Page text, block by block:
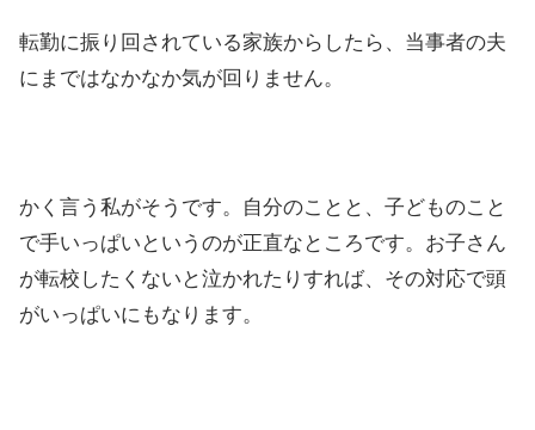
転勤に振り回されている家族からしたら、当事者の夫
にまではなかなか気が回りません。
かく言う私がそうです。自分のことと、子どものこと
で手いっぱいというのが正直なところです。お子さん
が転校したくないと泣かれたりすれば、その対応で頭
がいっぱいにもなります。